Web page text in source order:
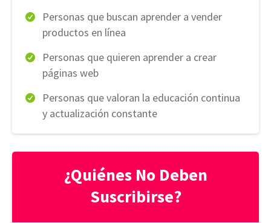
Personas que buscan aprender a vender
productos en línea
Personas que quieren aprender a crear
páginas web
Personas que valoran la educación continua
y actualización constante
¿Quiénes No Deben
Suscribirse?